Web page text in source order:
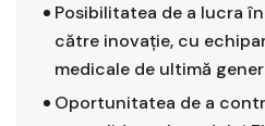
Posibilitatea de a lucra
către inovație, cu
medicale de ultimă
Oportunitatea de a